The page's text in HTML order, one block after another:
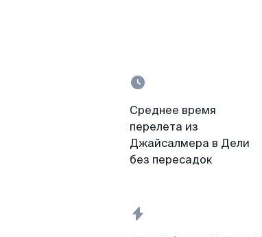
Среднее время
перелета из
Джайсалмера в Дели
без пересадок